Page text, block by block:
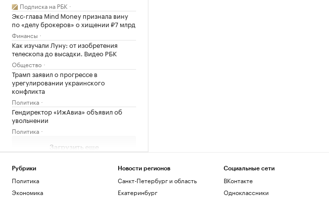
Подписка на РБК
Экс-глава Mind Money признала вину
по «делу брокеров» о хищении ₽7 млрд
Финансы
Как изучали Луну: от изобретения
телескопа до высадки. Видео РБК
Общество
Трамп заявил о прогрессе в
урегулировании украинского
конфликта
Политика
Гендиректор «ИжАвиа» объявил об
увольнении
Политика
Загрузить еще
Рубрики
Политика
Экономика
Новости регионов
Санкт-Петербург и область
Екатеринбург
Социальные сети
ВКонтакте
Одноклассники